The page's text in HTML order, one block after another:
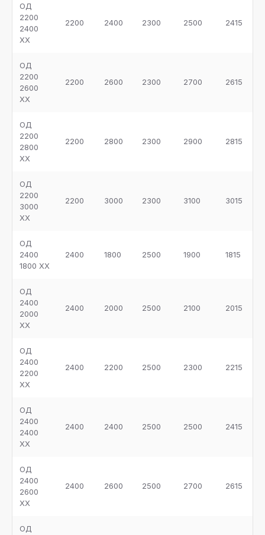
ОД
2200
2400
ХХ
2200 2400 2300 2500 2415
ОД
2200
2600
ХХ
2200 2600 2300 2700 2615
ОД
2200
2800
ХХ
2200 2800 2300 2900 2815
ОД
2200
3000
ХХ
2200 3000 2300 3100 3015
ОД
2400
1800 ХХ
2400 1800 2500 1900 1815
ОД
2400
2000
ХХ
2400 2000 2500 2100 2015
ОД
2400
2200
ХХ
2400 2200 2500 2300 2215
ОД
2400
2400
ХХ
2400 2400 2500 2500 2415
ОД
2400
2600
ХХ
2400 2600 2500 2700 2615
ОД